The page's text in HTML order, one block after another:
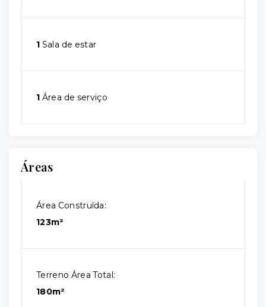
1 Sala de estar
1 Área de serviço
Áreas
Área Construída:
123m²
Terreno Área Total:
180m²